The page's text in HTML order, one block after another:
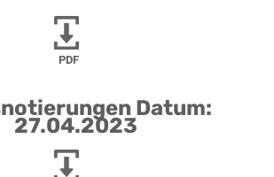
PDF
Datum:
27.04.2023